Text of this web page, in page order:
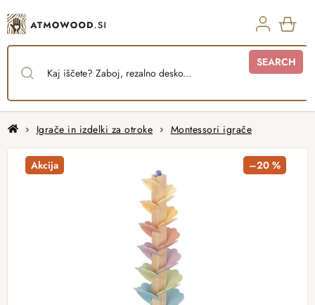
to
content
SEARCH
HomeIgrače in izdelki za otroke Montessori igrače
Akcija –20 %